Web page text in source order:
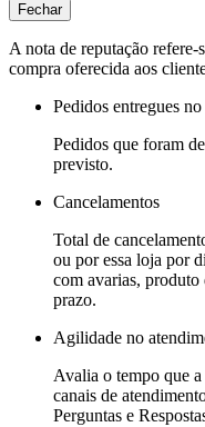
Fechar
A nota de reputação
compra oferecida aos
Pedidos entregues
Pedidos que foram
previsto.
Cancelamentos
Total de
ou por essa loja por
com avarias,
prazo.
Agilidade no
Avalia o tempo que
canais de
Perguntas e